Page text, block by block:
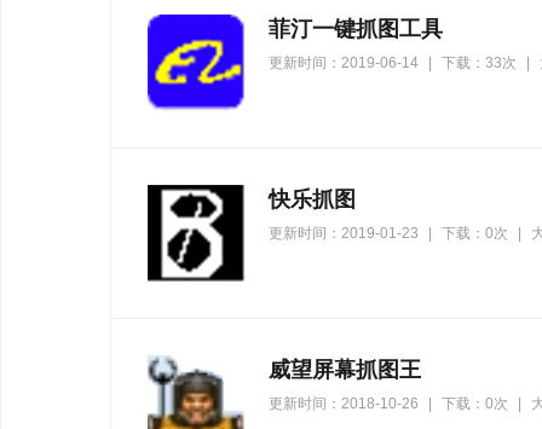
菲汀一键抓图工具
更新时间：2019-06-14 下载：33次
快乐抓图
更新时间：2019-01-23 下载：0次
威望屏幕抓图王
更新时间：2018-10-26 下载：0次